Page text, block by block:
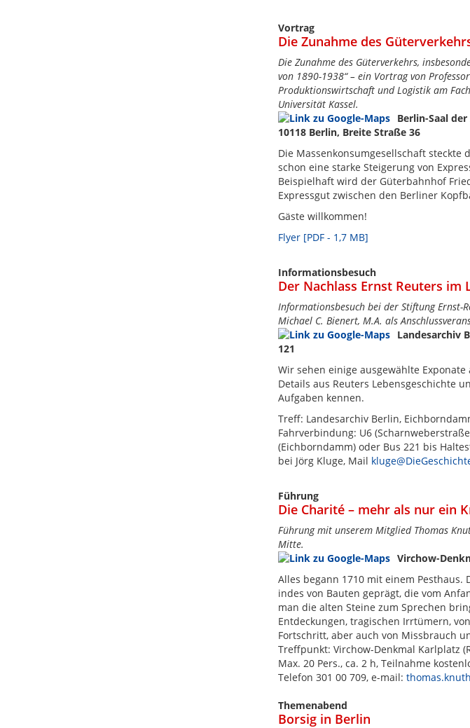
Vortrag
Die Zunahme des
Die Zunahme des Güterverkehrs,
von 1890-1938“ – ein Vortrag von
Produktionswirtschaft und Logistik am
Universität Kassel.
Berlin-Saal
10118 Berlin, Breite Straße 36
Die Massenkonsumgesellschaft
schon eine starke Steigerung von
Beispielhaft wird der Güterbahnhof
Expressgut zwischen den Berliner
Gäste willkommen!
Flyer [PDF - 1,7 MB]
Informationsbesuch
Der Nachlass Ernst Reuters im
Informationsbesuch bei der Stiftung Ernst-
Michael C. Bienert, M.A. als
Landesarchiv
121
Wir sehen einige ausgewählte
Details aus Reuters Lebensgeschichte
Aufgaben kennen.
Treff: Landesarchiv Berlin,
Fahrverbindung: U6
(Eichborndamm) oder Bus 221 bis
bei Jörg Kluge, Mail
Führung
Die Charité – mehr als nur ein
Führung mit unserem Mitglied Thomas
Mitte.
Virchow-
Alles begann 1710 mit einem
indes von Bauten geprägt, die vom
man die alten Steine zum Sprechen
Entdeckungen, tragischen Irrtümern,
Fortschritt, aber auch von Missbrauch
Treffpunkt: Virchow-Denkmal Karlplatz
Max. 20 Pers., ca. 2 h, Teilnahme
Telefon 301 00 709, e-mail:
Themenabend
Borsig in Berlin